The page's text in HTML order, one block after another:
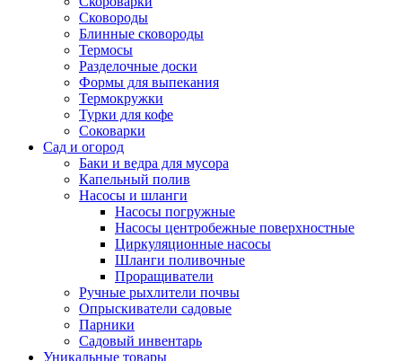
Сковороды
Блинные сковороды
Термосы
Разделочные доски
Формы для выпекания
Термокружки
Турки для кофе
Соковарки
Сад и огород
Баки и ведра для мусора
Капельный полив
Насосы и шланги
Насосы погружные
Насосы центробежные поверхностные
Циркуляционные насосы
Шланги поливочные
Проращиватели
Ручные рыхлители почвы
Опрыскиватели садовые
Парники
Садовый инвентарь
Уникальные товары